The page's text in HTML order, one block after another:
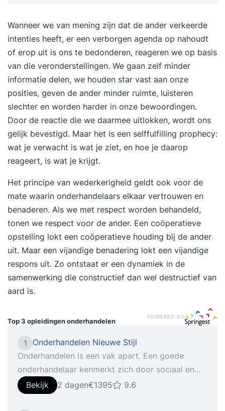
Wanneer we van mening zijn dat de ander verkeerde
intenties heeft, er een verborgen agenda op nahoudt
of erop uit is ons te bedonderen, reageren we op basis
van die veronderstellingen. We gaan zelf minder
informatie delen, we houden star vast aan onze
posities, geven de ander minder ruimte, luisteren
slechter en worden harder in onze bewoordingen.
Door de reactie die we daarmee uitlokken, wordt ons
gelijk bevestigd. Maar het is een selffulfilling prophecy:
wat je verwacht is wat je ziet, en hoe je daarop
reageert, is wat je krijgt.
Het principe van wederkerigheid geldt ook voor de
mate waarin onderhandelaars elkaar vertrouwen en
benaderen. Als we met respect worden behandeld,
tonen we respect voor de ander. Een coöperatieve
opstelling lokt een coöperatieve houding bij de ander
uit. Maar een vijandige benadering lokt een vijandige
respons uit. Zo ontstaat er een dynamiek in de
samenwerking die constructief dan wel destructief van
aard is.
Top 3 opleidingenonderhandelen
POWERED BY
1
Onderhandelen Nieuwe Stijl
Onderhandelen is een vak apart. Een goede
onderhandelaar kenmerkt zich door sociaal en
communicatief vermogen, gevoel voor timing en
strategisch inzicht om de meest optimale
Bekijk 2 dagen€1395 9.6